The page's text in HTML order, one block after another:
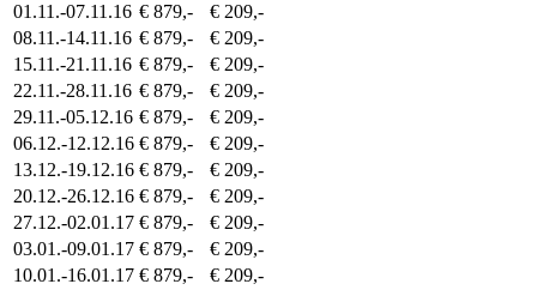
01.11.-07.11.16 € 879,-
€ 209,-
08.11.-14.11.16 € 879,-
€ 209,-
15.11.-21.11.16 € 879,-
€ 209,-
22.11.-28.11.16 € 879,-
€ 209,-
29.11.-05.12.16 € 879,-
€ 209,-
06.12.-12.12.16 € 879,-
€ 209,-
13.12.-19.12.16 € 879,-
€ 209,-
20.12.-26.12.16 € 879,-
€ 209,-
27.12.-02.01.17 € 879,-
€ 209,-
03.01.-09.01.17 € 879,-
€ 209,-
10.01.-16.01.17 € 879,-
€ 209,-